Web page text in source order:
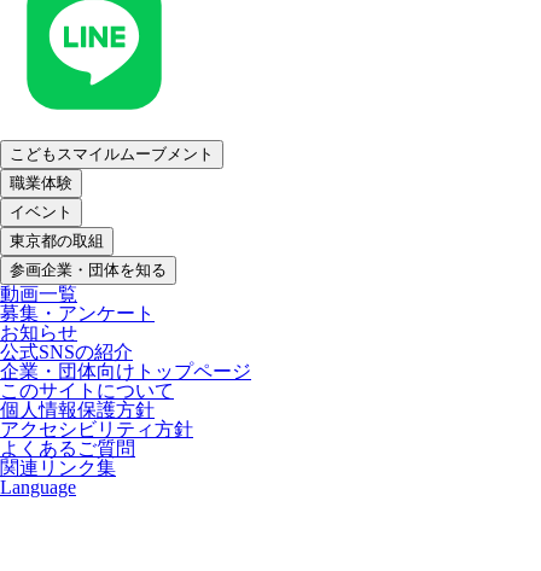
こどもスマイルムーブメント
職業体験
イベント
東京都の取組
参画企業・団体を知る
動画一覧
募集・アンケート
お知らせ
公式SNSの紹介
企業・団体向けトップページ
このサイトについて
個人情報保護方針
アクセシビリティ方針
よくあるご質問
関連リンク集
Language